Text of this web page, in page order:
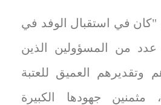
في استقبال الوفد في
عدد من المسؤولين الذين
وتقديرهم العميق للعتبة
مثمنين جهودها الكبيرة